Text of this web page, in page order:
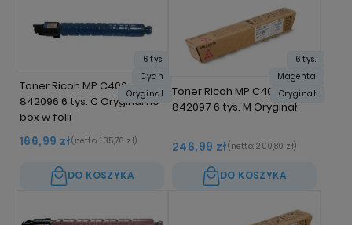
Toner Ricoh MP C406
842096 6 tys. C Oryginał no
box w folii
166,99 zł(netto: 135,76 zł)
DO KOSZYKA
6 tys.
Cyan
Oryginał
Toner Ricoh MP C406
842097 6 tys. M Oryginał
246,99 zł(netto: 200,80 zł)
DO KOSZYKA
6 tys.
Magenta
Oryginał